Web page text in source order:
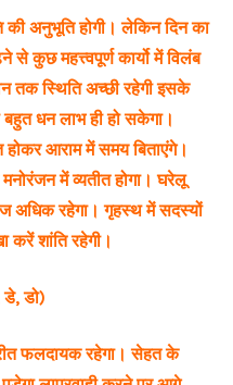
अनुभूति होगी। लेकिन दिन का
कुछ महत्त्वपूर्ण कार्यो में विलंब
तक स्थिति अच्छी रहेगी इसके
धन लाभ ही हो सकेगा।
आराम में समय बिताएंगे।
में व्यतीत होगा। घरेलू
अधिक रहेगा। गृहस्थ में सदस्यों
करें शांति रहेगी।
डे, डो)
फलदायक रहेगा। सेहत के